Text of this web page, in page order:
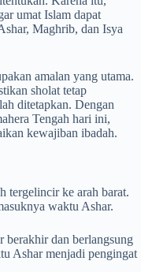
umat Islam dapat
Maghrib, dan Isya
amalan yang utama.
sholat tetap
ditetapkan. Dengan
Tengah hari ini,
kewajiban ibadah.
tergelincir ke arah barat.
waktu Ashar.
berakhir dan berlangsung
Ashar menjadi pengingat